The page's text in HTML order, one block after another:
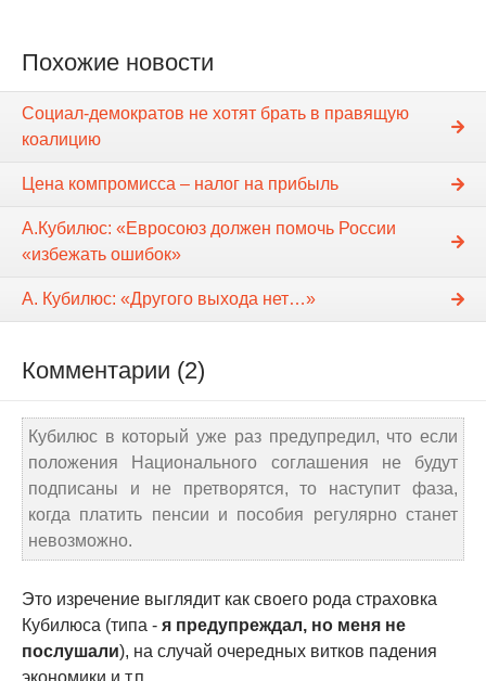
Похожие новости
Социал-демократов не хотят брать в правящую
коалицию
Цена компромисса – налог на прибыль
А.Кубилюс: «Евросоюз должен помочь России
«избежать ошибок»
А. Кубилюс: «Другого выхода нет…»
Комментарии (2)
Кубилюс в который уже раз предупредил, что если
положения Национального соглашения не будут
подписаны и не претворятся, то наступит фаза,
когда платить пенсии и пособия регулярно станет
невозможно.
Это изречение выглядит как своего рода страховка
Кубилюса (типа - я предупреждал, но меня не
послушали), на случай очередных витков падения
экономики и т.п....